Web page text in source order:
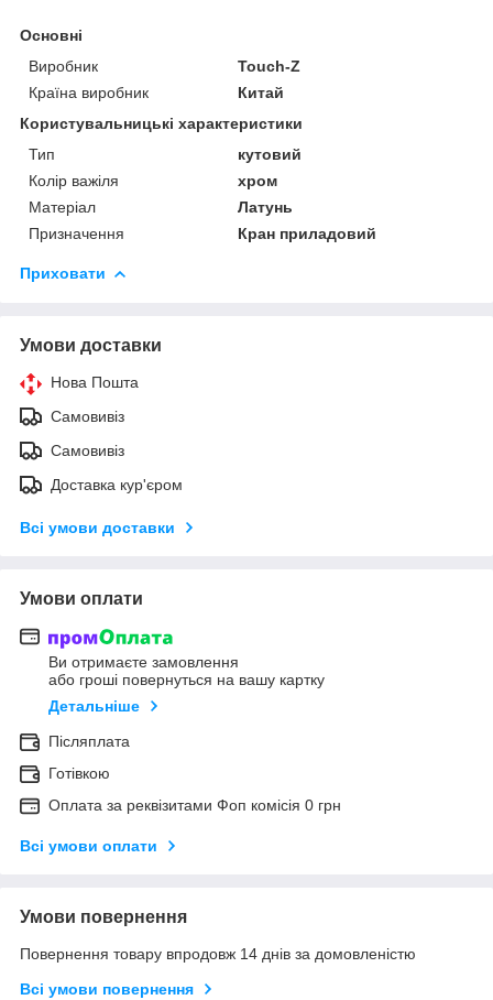
Основні
Виробник
Touch-Z
Країна виробник
Китай
Користувальницькі характеристики
Тип
кутовий
Колір важіля
хром
Матеріал
Латунь
Призначення
Кран приладовий
Приховати
Умови доставки
Нова Пошта
Самовивіз
Самовивіз
Доставка кур'єром
Всі умови доставки
Умови оплати
Ви отримаєте замовлення
або гроші повернуться на вашу картку
Детальніше
Післяплата
Готівкою
Оплата за реквізитами Фоп комісія 0 грн
Всі умови оплати
Умови повернення
Повернення товару впродовж 14 днів за домовленістю
Всі умови повернення